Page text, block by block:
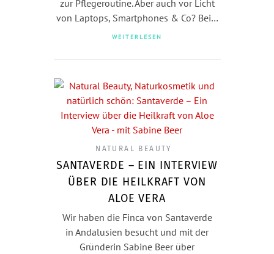
zur Pflegeroutine. Aber auch vor Licht
von Laptops, Smartphones & Co? Bei…
WEITERLESEN
NATURAL BEAUTY
SANTAVERDE – EIN INTERVIEW
ÜBER DIE HEILKRAFT VON
ALOE VERA
Wir haben die Finca von Santaverde
in Andalusien besucht und mit der
Gründerin Sabine Beer über